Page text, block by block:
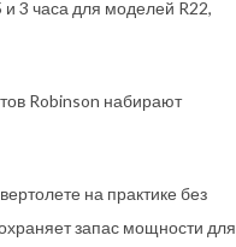
и 3 часа для моделей R22,
Robinson набирают
на практике без
запас мощности для